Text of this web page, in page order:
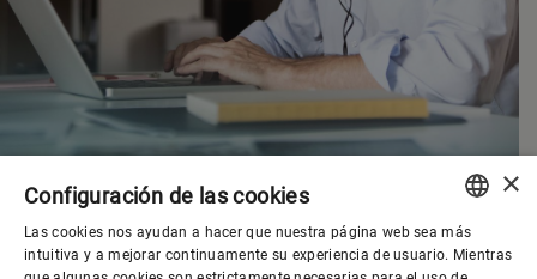
ENGLISH
×
Configuración de las cookies
Las cookies nos ayudan a hacer que nuestra página web sea más
intuitiva y a mejorar continuamente su experiencia de usuario. Mientras